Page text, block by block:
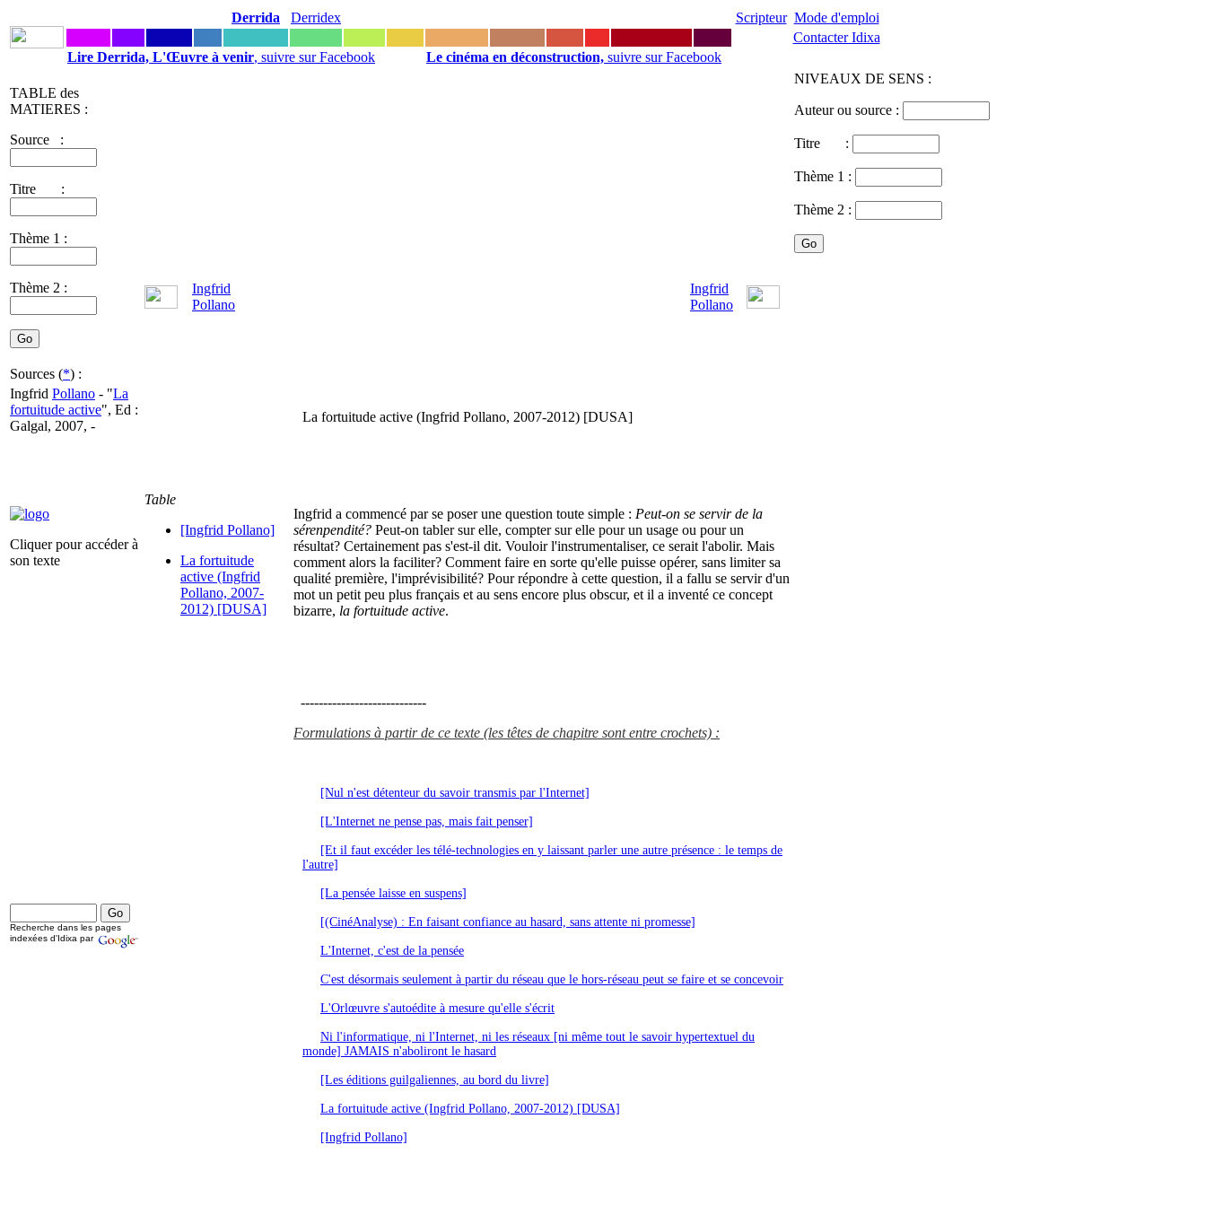
Derrida Derridex Scripteur Mode d'emploi
Contacter Idixa
Lire Derrida, L'Œuvre à venir, suivre sur Facebook Le cinéma en déconstruction, suivre sur Facebook
TABLE des
MATIERES :
Source :
Titre :
Thème 1 :
Thème 2 :
NIVEAUX DE SENS :
Auteur ou source :
Titre :
Thème 1 :
Thème 2 :
Ingfrid
Pollano
Ingfrid
Pollano
Sources (*) :
Ingfrid Pollano - "La
fortuitude active", Ed :
Galgal, 2007, -
La fortuitude active (Ingfrid Pollano, 2007-2012) [DUSA]
Cliquer pour accéder à
son texte
Table
[Ingfrid Pollano]
La fortuitude
active (Ingfrid
Pollano, 2007-
2012) [DUSA]
Ingfrid a commencé par se poser une question toute simple : Peut-on se servir de la
sérenpendité? Peut-on tabler sur elle, compter sur elle pour un usage ou pour un
résultat? Certainement pas s'est-il dit. Vouloir l'instrumentaliser, ce serait l'abolir. Mais
comment alors la faciliter? Comment faire en sorte qu'elle puisse opérer, sans limiter sa
qualité première, l'imprévisibilité? Pour répondre à cette question, il a fallu se servir d'un
mot un petit peu plus français et au sens encore plus obscur, et il a inventé ce concept
bizarre, la fortuitude active.
----------------------------
Formulations à partir de ce texte (les têtes de chapitre sont entre crochets) :
[Nul n'est détenteur du savoir transmis par l'Internet]
[L'Internet ne pense pas, mais fait penser]
[Et il faut excéder les télé-technologies en y laissant parler une autre présence : le temps de
l'autre]
[La pensée laisse en suspens]
[(CinéAnalyse) : En faisant confiance au hasard, sans attente ni promesse]
L'Internet, c'est de la pensée
C'est désormais seulement à partir du réseau que le hors-réseau peut se faire et se concevoir
L'Orlœuvre s'autoédite à mesure qu'elle s'écrit
Ni l'informatique, ni l'Internet, ni les réseaux [ni même tout le savoir hypertextuel du
monde] JAMAIS n'aboliront le hasard
[Les éditions guilgaliennes, au bord du livre]
La fortuitude active (Ingfrid Pollano, 2007-2012) [DUSA]
[Ingfrid Pollano]
Recherche dans les pages
indexées d'Idixa par